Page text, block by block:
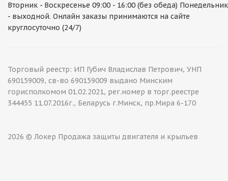
Вторник - Воскресенье 09:00 - 16:00 (без обеда) Понедельник
- выходной. Онлайн заказы принимаются на сайте
круглосуточно (24/7)
Торговый реестр: ИП Губич Владислав Петрович, УНП
690159009, св-во 690159009 выдано Минским
горисполкомом 01.02.2021, рег.номер в торг.реестре
344455 11.07.2016г., Беларусь г.Минск, пр.Мира 6-170
2026 © Локер Продажа защиты двигателя и крыльев